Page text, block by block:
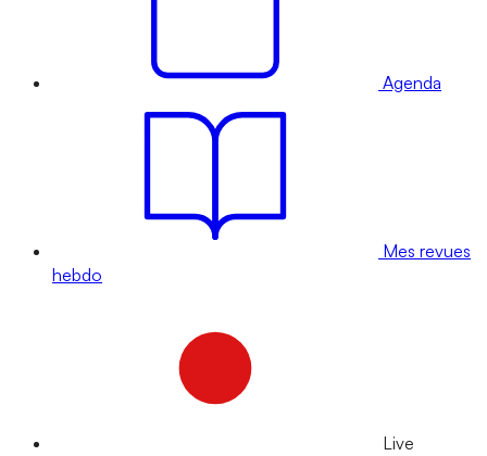
Agenda
Mes revues
hebdo
Live